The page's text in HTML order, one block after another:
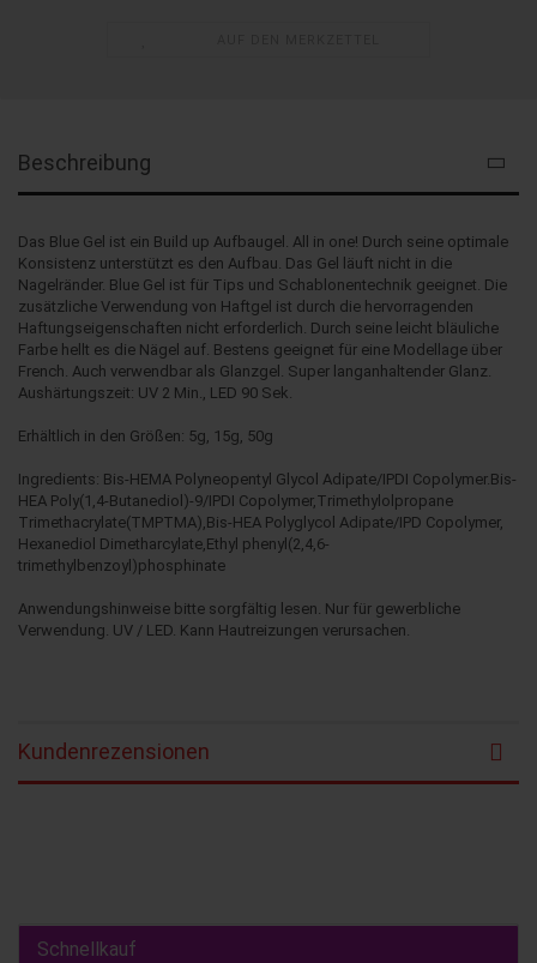
Beschreibung
Das Blue Gel ist ein Build up Aufbaugel. All in one! Durch seine optimale
Konsistenz unterstützt es den Aufbau. Das Gel läuft nicht in die
Nagelränder. Blue Gel ist für Tips und Schablonentechnik geeignet. Die
zusätzliche Verwendung von Haftgel ist durch die hervorragenden
Haftungseigenschaften nicht erforderlich. Durch seine leicht bläuliche
Farbe hellt es die Nägel auf. Bestens geeignet für eine Modellage über
French. Auch verwendbar als Glanzgel. Super langanhaltender Glanz.
Aushärtungszeit: UV 2 Min., LED 90 Sek.
Erhältlich in den Größen: 5g, 15g, 50g
Ingredients: Bis-HEMA Polyneopentyl Glycol Adipate/IPDI Copolymer.Bis-
HEA Poly(1,4-Butanediol)-9/IPDI Copolymer,Trimethylolpropane
Trimethacrylate(TMPTMA),Bis-HEA Polyglycol Adipate/IPD Copolymer,
Hexanediol Dimetharcylate,Ethyl phenyl(2,4,6-
trimethylbenzoyl)phosphinate
Anwendungshinweise bitte sorgfältig lesen. Nur für gewerbliche
Verwendung. UV / LED. Kann Hautreizungen verursachen.
Kundenrezensionen
Schnellkauf